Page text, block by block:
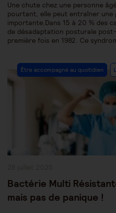
Une chute chez une personne
pourtant, elle peut entraîner une
importante.Dans 15 à 20 % des
de désadaptation posturale
première fois en 1982. Ce
Post
Category:
Être accompagné au quotidien
Bactérie Multi
mais pas de panique !